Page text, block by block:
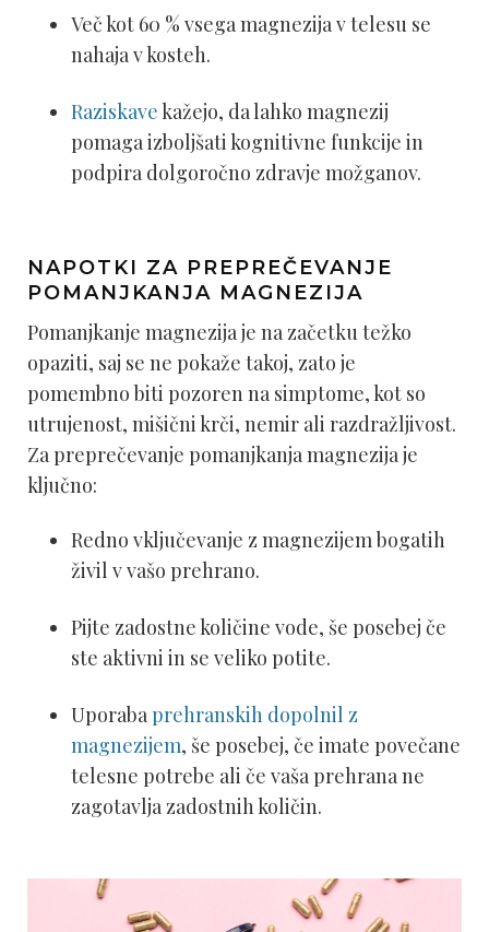
Več kot 60 % vsega magnezija v telesu se
nahaja v kosteh.
Raziskavekažejo, da lahko magnezij
pomaga izboljšati kognitivne funkcije in
podpira dolgoročno zdravje možganov.
NAPOTKI ZA PREPREČEVANJE
POMANJKANJA MAGNEZIJA
Pomanjkanje magnezija je na začetku težko
opaziti, saj se ne pokaže takoj, zato je
pomembno biti pozoren na simptome, kot so
utrujenost, mišični krči, nemir ali razdražljivost.
Za preprečevanje pomanjkanja magnezija je
ključno:
Redno vključevanje z magnezijem bogatih
živil v vašo prehrano.
Pijte zadostne količine vode, še posebej če
ste aktivni in se veliko potite.
Uporaba prehranskih dopolnil z
magnezijem, še posebej, če imate povečane
telesne potrebe ali če vaša prehrana ne
zagotavlja zadostnih količin.